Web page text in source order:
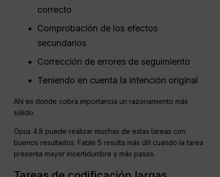
correcto
Comprobación de los efectos
secundarios
Corrección de errores de seguimiento
Teniendo en cuenta la intención original
Ahí es donde cobra importancia un razonamiento más
sólido.
Opus 4.8 puede realizar muchas de estas tareas con
buenos resultados. Fable 5 resulta más útil cuando la tarea
presenta mayor incertidumbre y más pasos.